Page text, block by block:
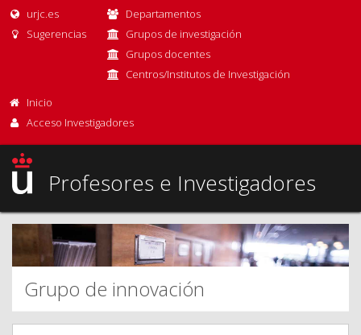
urjc.es
Sugerencias
Departamentos
Grupos de investigación
Grupos docentes
Centros/Institutos de Investigación
Inicio
Acceso Investigadores
Profesores e Investigadores
Grupo de innovación